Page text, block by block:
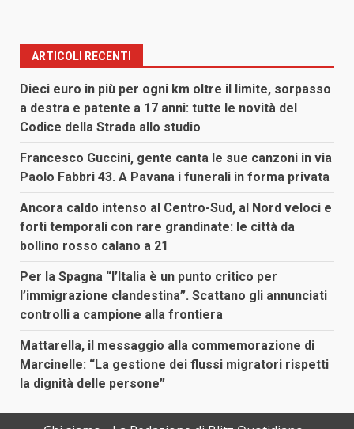
ARTICOLI RECENTI
Dieci euro in più per ogni km oltre il limite, sorpasso
a destra e patente a 17 anni: tutte le novità del
Codice della Strada allo studio
Francesco Guccini, gente canta le sue canzoni in via
Paolo Fabbri 43. A Pavana i funerali in forma privata
Ancora caldo intenso al Centro-Sud, al Nord veloci e
forti temporali con rare grandinate: le città da
bollino rosso calano a 21
Per la Spagna “l’Italia è un punto critico per
l’immigrazione clandestina”. Scattano gli annunciati
controlli a campione alla frontiera
Mattarella, il messaggio alla commemorazione di
Marcinelle: “La gestione dei flussi migratori rispetti
la dignità delle persone”